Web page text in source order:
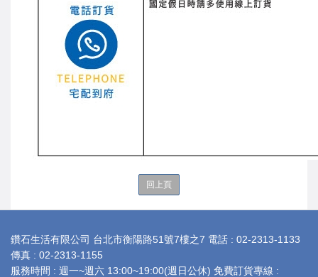
回上頁
ABOUT
US
鑽石生活有限公司 台北市衡陽路51號7樓之7 電話 : 02-2313-1133
傳真 : 02-2313-1155
服務時間 : 週一~週六 13:00~19:00(週日公休) 免費訂貨專線 :